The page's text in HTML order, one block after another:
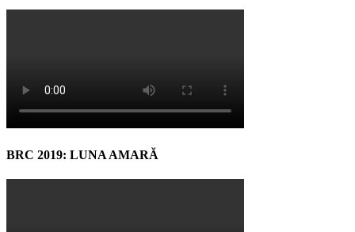
BRC 2019: LUNA AMARĂ